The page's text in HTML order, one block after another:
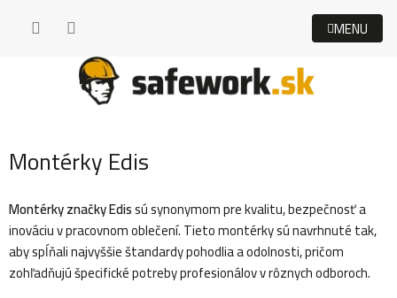
Montérky Edis
Montérky značky Edissú synonymom pre kvalitu, bezpečnosť a
inováciu v pracovnom oblečení. Tieto montérky sú navrhnuté tak,
aby spĺňali najvyššie štandardy pohodlia a odolnosti, pričom
zohľadňujú špecifické potreby profesionálov v rôznych odboroch.